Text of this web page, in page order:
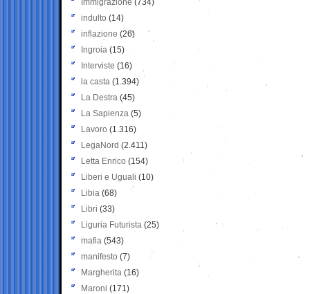
Immigrazione (734)
indulto (14)
inflazione (26)
Ingroia (15)
Interviste (16)
la casta (1.394)
La Destra (45)
La Sapienza (5)
Lavoro (1.316)
LegaNord (2.411)
Letta Enrico (154)
Liberi e Uguali (10)
Libia (68)
Libri (33)
Liguria Futurista (25)
mafia (543)
manifesto (7)
Margherita (16)
Maroni (171)